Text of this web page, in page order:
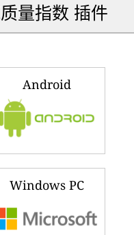
量指数 插件
Android
Windows PC